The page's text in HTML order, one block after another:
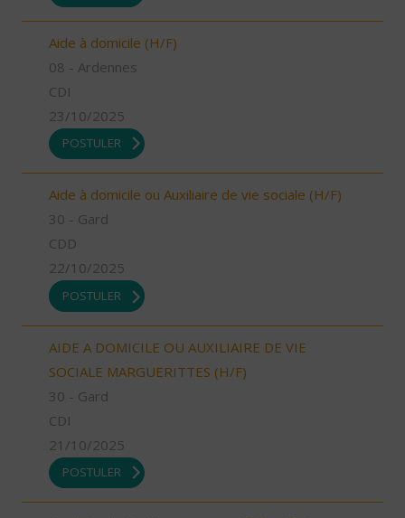
Aide à domicile (H/F)
08 - Ardennes
CDI
23/10/2025
POSTULER
Aide à domicile ou Auxiliaire de vie sociale (H/F)
30 - Gard
CDD
22/10/2025
POSTULER
AIDE A DOMICILE OU AUXILIAIRE DE VIE
SOCIALE MARGUERITTES (H/F)
30 - Gard
CDI
21/10/2025
POSTULER